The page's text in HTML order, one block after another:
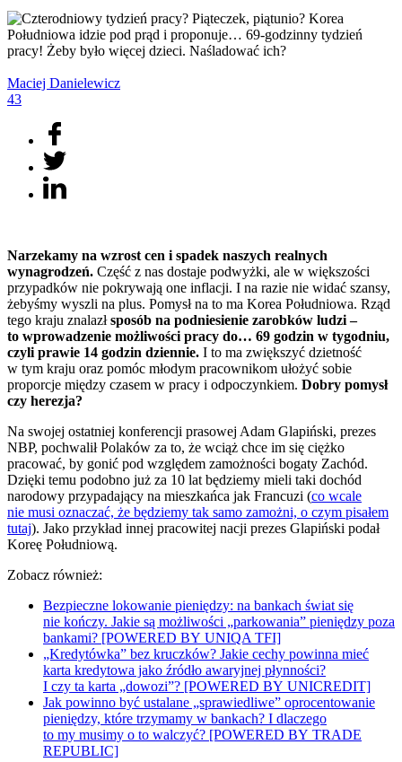
Maciej Danielewicz
43
Narzekamy na wzrost cen i spadek naszych realnych
wynagrodzeń. Część z nas dostaje podwyżki, ale w większości
przypadków nie pokrywają one inflacji. I na razie nie widać szansy,
żebyśmy wyszli na plus. Pomysł na to ma Korea Południowa. Rząd
tego kraju znalazłsposób na podniesienie zarobków ludzi –
to wprowadzenie możliwości pracy do… 69 godzin w tygodniu,
czyli prawie 14 godzin dziennie. I to ma zwiększyć dzietność
w tym kraju oraz pomóc młodym pracownikom ułożyć sobie
proporcje między czasem w pracy i odpoczynkiem. Dobry pomysł
czy herezja?
Na swojej ostatniej konferencji prasowej Adam Glapiński, prezes
NBP, pochwalił Polaków za to, że wciąż chce im się ciężko
pracować, by gonić pod względem zamożności bogaty Zachód.
Dzięki temu podobno już za 10 lat będziemy mieli taki dochód
narodowy przypadający na mieszkańca jak Francuzi (co wcale
nie musi oznaczać, że będziemy tak samo zamożni, o czym pisałem
tutaj). Jako przykład innej pracowitej nacji prezes Glapiński podał
Koreę Południową.
Zobacz również:
Bezpieczne lokowanie pieniędzy: na bankach świat się
nie kończy. Jakie są możliwości „parkowania” pieniędzy poza
bankami? [POWERED BY UNIQA TFI]
„Kredytówka” bez kruczków? Jakie cechy powinna mieć
karta kredytowa jako źródło awaryjnej płynności?
I czy ta karta „dowozi”? [POWERED BY UNICREDIT]
Jak powinno być ustalane „sprawiedliwe” oprocentowanie
pieniędzy, które trzymamy w bankach? I dlaczego
to my musimy o to walczyć? [POWERED BY TRADE
REPUBLIC]